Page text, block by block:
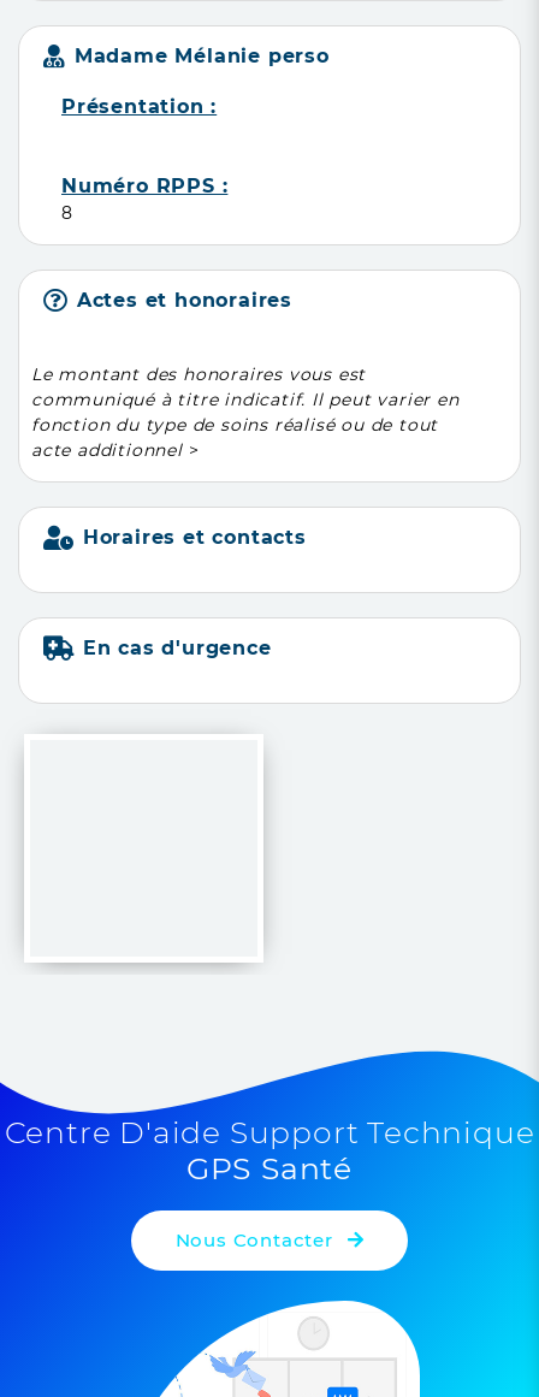
Madame Mélanie perso
Présentation :
Numéro RPPS :
8
Actes et honoraires
Le montant des honoraires vous est
communiqué à titre indicatif. Il peut varier en
fonction du type de soins réalisé ou de tout
acte additionnel >
Horaires et contacts
En cas d'urgence
Centre D'aide Support Technique
GPS Santé
Nous Contacter